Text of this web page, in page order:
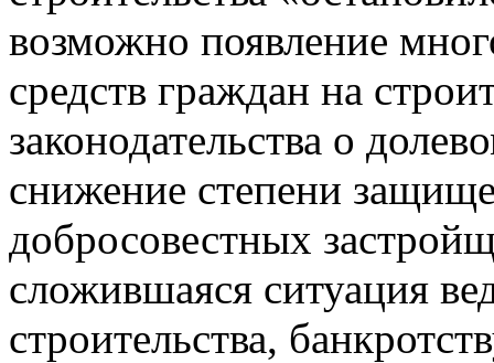
возможно появление
средств граждан на
законодательства о
снижение степени
добросовестных
сложившаяся ситуация
строительства,